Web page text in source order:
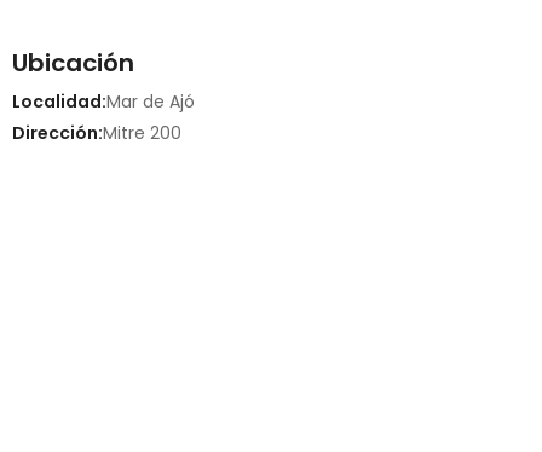
Ubicación
Localidad:Mar de Ajó
Dirección:Mitre 200